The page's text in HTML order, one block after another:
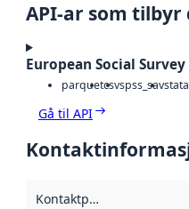
API-ar som
European Social Survey
parquetcsvspss_sav
Gå til API
Kontaktpunkt